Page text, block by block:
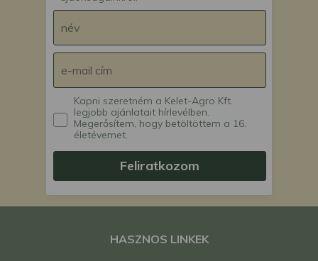
Kapni szeretném a Kelet-Agro Kft.
legjobb ajánlatait hírlevélben.
Megerősítem, hogy betöltöttem a 16.
életévemet.
Feliratkozom
HASZNOS LINKEK